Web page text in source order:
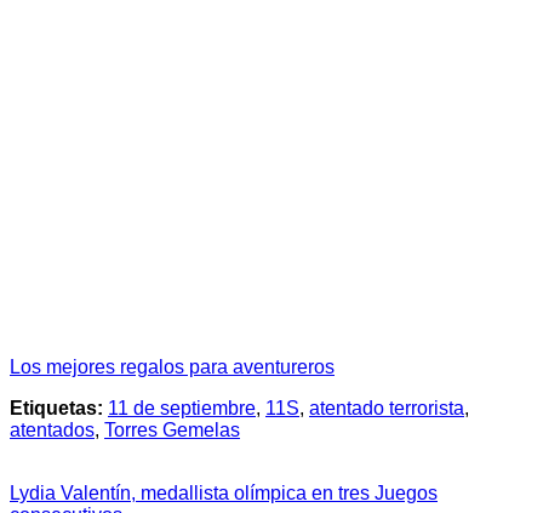
Los mejores regalos para aventureros
Etiquetas: 11 de septiembre, 11S, atentado terrorista,
atentados, Torres Gemelas
Lydia Valentín, medallista olímpica en tres Juegos